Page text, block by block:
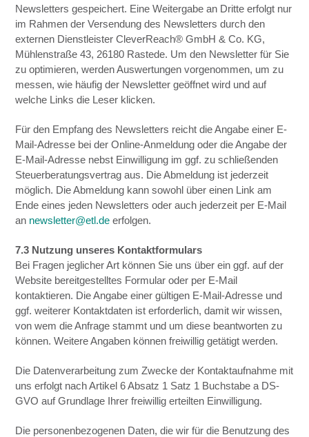
Newsletters gespeichert. Eine Weitergabe an Dritte erfolgt nur
im Rahmen der Versendung des Newsletters durch den
externen Dienstleister CleverReach® GmbH & Co. KG,
Mühlenstraße 43, 26180 Rastede. Um den Newsletter für Sie
zu optimieren, werden Auswertungen vorgenommen, um zu
messen, wie häufig der Newsletter geöffnet wird und auf
welche Links die Leser klicken.
Für den Empfang des Newsletters reicht die Angabe einer E-
Mail-Adresse bei der Online-Anmeldung oder die Angabe der
E-Mail-Adresse nebst Einwilligung im ggf. zu schließenden
Steuerberatungsvertrag aus. Die Abmeldung ist jederzeit
möglich. Die Abmeldung kann sowohl über einen Link am
Ende eines jeden Newsletters oder auch jederzeit per E-Mail
an newsletter@etl.de erfolgen.
7.3 Nutzung unseres Kontaktformulars
Bei Fragen jeglicher Art können Sie uns über ein ggf. auf der
Website bereitgestelltes Formular oder per E-Mail
kontaktieren. Die Angabe einer gültigen E-Mail-Adresse und
ggf. weiterer Kontaktdaten ist erforderlich, damit wir wissen,
von wem die Anfrage stammt und um diese beantworten zu
können. Weitere Angaben können freiwillig getätigt werden.
Die Datenverarbeitung zum Zwecke der Kontaktaufnahme mit
uns erfolgt nach Artikel 6 Absatz 1 Satz 1 Buchstabe a DS-
GVO auf Grundlage Ihrer freiwillig erteilten Einwilligung.
Die personenbezogenen Daten, die wir für die Benutzung des